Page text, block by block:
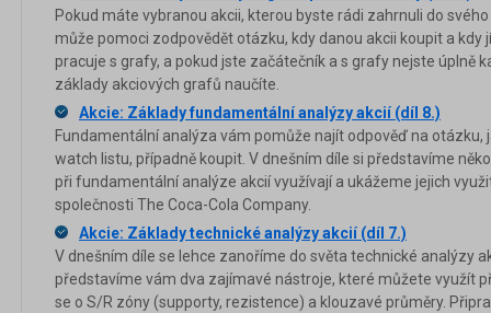
Pokud máte vybranou akcii, kterou byste rádi zahrnuli do
může pomoci zodpovědět otázku, kdy danou akcii koupit a kdy
pracuje s grafy, a pokud jste začátečník a s grafy nejste úplně
základy akciových grafů naučíte.
Akcie: Základy fundamentální analýzy akcií (díl 8.)
Fundamentální analýza vám pomůže najít odpověď na otázku,
watch listu, případně koupit. V dnešním díle si představíme
při fundamentální analýze akcií využívají a ukážeme jejich
společnosti The Coca-Cola Company.
Akcie: Základy technické analýzy akcií (díl 7.)
V dnešním díle se lehce zanoříme do světa technické analýzy
představíme vám dva zajímavé nástroje, které můžete využít
se o S/R zóny (supporty, rezistence) a klouzavé průměry.